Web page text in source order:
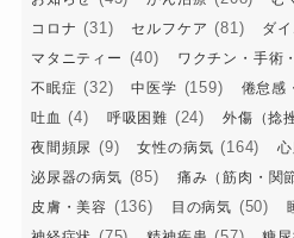
コロナ (31) セルフケア (81) ダ
マタニティー (40) ワクチン・手術
不眠症 (32) 中医学 (159) 倦怠感
吐血 (4) 呼吸困難 (24) 外傷（捻
夜間頻尿 (9) 女性の病気 (164)
泌尿器の病気 (85) 痛み（筋肉・関
皮膚・美容 (136) 目の病気 (50)